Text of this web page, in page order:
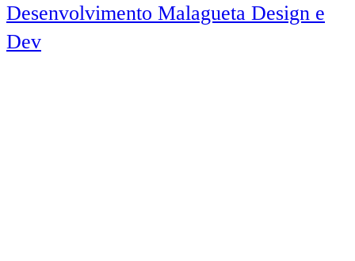
Desenvolvimento Malagueta Design e
Dev